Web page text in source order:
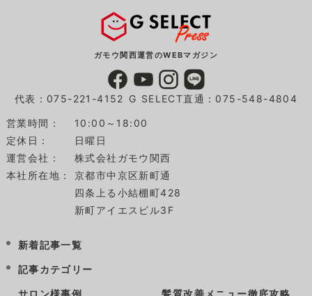
ガモウ関西運営のWEBマガジン
代表：075-221-4152 G SELECT直通：075-548-4804
営業時間：
10:00～18:00
定休日：
日曜日
運営会社：
株式会社ガモウ関西
本社所在地：
京都市中京区新町通
四条上る小結棚町428
新町アイエスビル3F
新着記事一覧
記事カテゴリー
サロン様事例 髪質改善メニュー徹底攻略